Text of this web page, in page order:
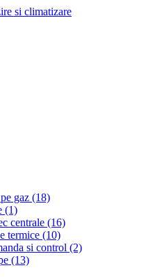
gaz (18)
(1)
centrale (16)
termice (10)
si control (2)
(13)